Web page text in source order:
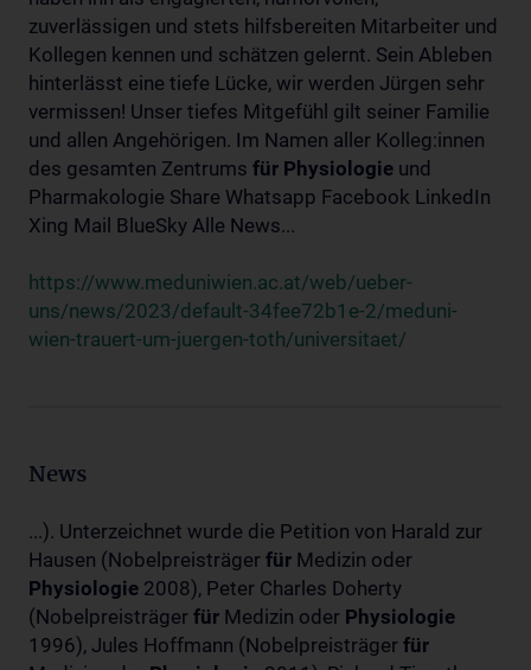
zuverlässigen und stets hilfsbereiten Mitarbeiter und
Kollegen kennen und schätzen gelernt. Sein Ableben
hinterlässt eine tiefe Lücke, wir werden Jürgen sehr
vermissen! Unser tiefes Mitgefühl gilt seiner Familie
und allen Angehörigen. Im Namen aller Kolleg:innen
des gesamten Zentrums für Physiologie und
Pharmakologie Share Whatsapp Facebook LinkedIn
Xing Mail BlueSky Alle News...
https://www.meduniwien.ac.at/web/ueber-
uns/news/2023/default-34fee72b1e-2/meduni-
wien-trauert-um-juergen-toth/universitaet/
News
...). Unterzeichnet wurde die Petition von Harald zur
Hausen (Nobelpreisträger für Medizin oder
Physiologie 2008), Peter Charles Doherty
(Nobelpreisträger für Medizin oder Physiologie
1996), Jules Hoffmann (Nobelpreisträger für